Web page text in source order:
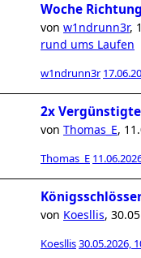
Woche
von w1ndrunn3r,
rund ums Laufen
w1ndrunn3r
2x
von Thomas_E,
Thomas_E
von Koesllis,
Koesllis30.05.2026,